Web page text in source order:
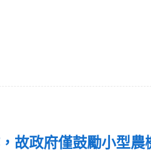
故政府僅鼓勵小型農